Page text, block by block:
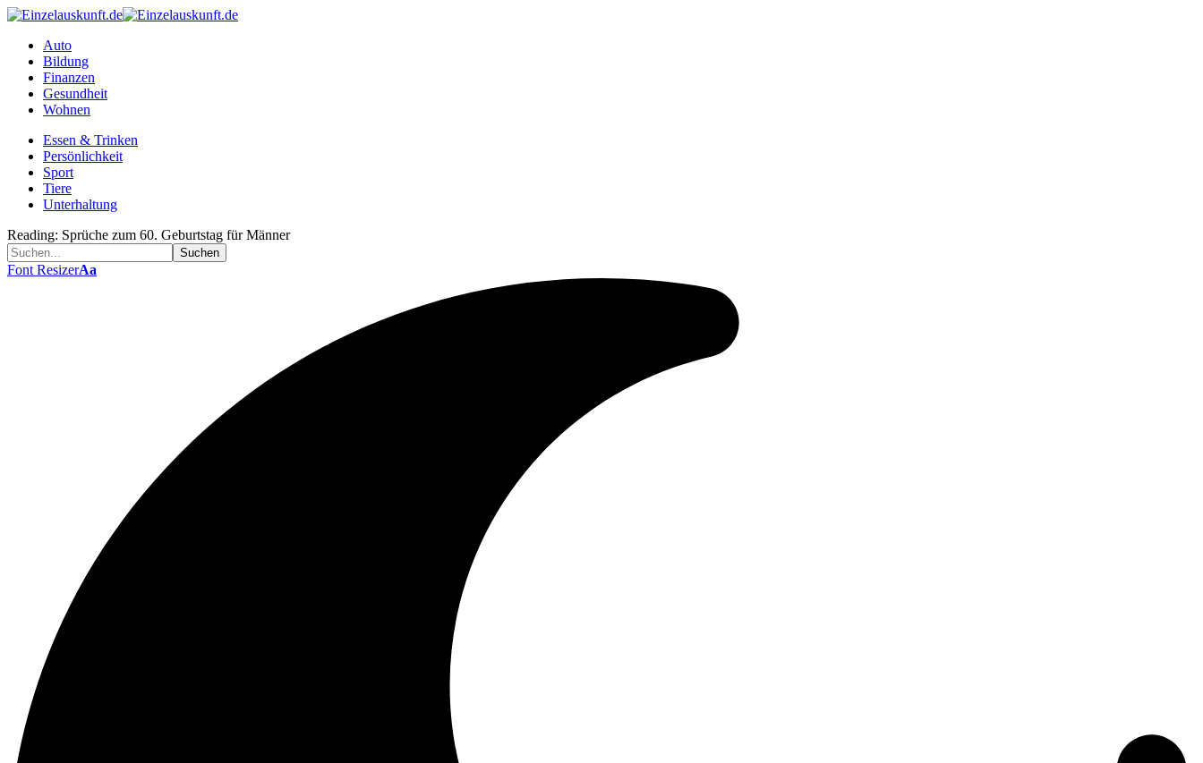
Auto
Bildung
Finanzen
Gesundheit
Wohnen
Essen & Trinken
Persönlichkeit
Sport
Tiere
Unterhaltung
Reading: Sprüche zum 60. Geburtstag für Männer
Font ResizerAa